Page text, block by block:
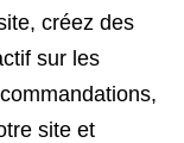
créez des
sur les
site et